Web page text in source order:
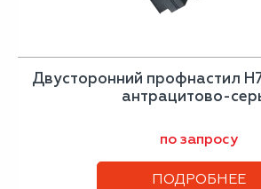
Двусторонний профнастил
антрацитово-
по запросу
ПОДРОБНЕЕ